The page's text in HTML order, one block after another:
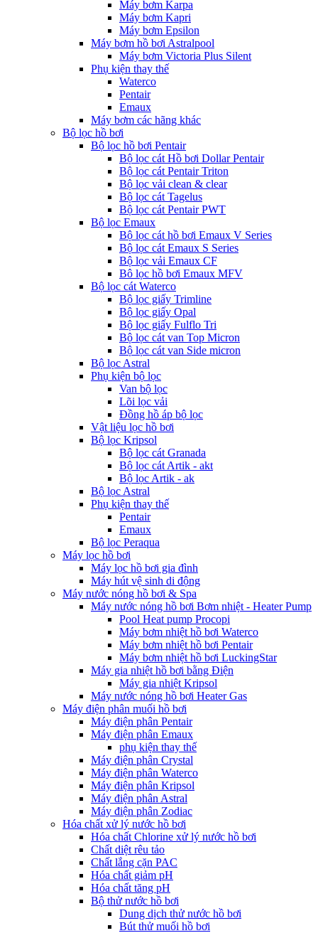
Máy bơm Karpa
Máy bơm Kapri
Máy bơm Epsilon
Máy bơm hồ bơi Astralpool
Máy bơm Victoria Plus Silent
Phụ kiện thay thế
Waterco
Pentair
Emaux
Máy bơm các hãng khác
Bộ lọc hồ bơi
Bộ lọc hồ bơi Pentair
Bộ lọc cát Hồ bơi Dollar Pentair
Bộ lọc cát Pentair Triton
Bộ lọc vải clean & clear
Bộ lọc cát Tagelus
Bộ lọc cát Pentair PWT
Bộ lọc Emaux
Bộ lọc cát hồ bơi Emaux V Series
Bộ lọc cát Emaux S Series
Bộ lọc vải Emaux CF
Bô lọc hồ bơi Emaux MFV
Bộ lọc cát Waterco
Bộ lọc giấy Trimline
Bộ lọc giấy Opal
Bộ lọc giấy Fulflo Tri
Bộ lọc cát van Top Micron
Bộ lọc cát van Side micron
Bộ lọc Astral
Phụ kiện bộ lọc
Van bộ lọc
Lõi lọc vải
Đồng hồ áp bộ lọc
Vật liệu lọc hồ bơi
Bộ lọc Kripsol
Bộ lọc cát Granada
Bộ lọc cát Artik - akt
Bộ lọc Artik - ak
Bộ lọc Astral
Phụ kiện thay thế
Pentair
Emaux
Bộ lọc Peraqua
Máy lọc hồ bơi
Máy lọc hồ bơi gia đình
Máy hút vệ sinh di động
Máy nước nóng hồ bơi & Spa
Máy nước nóng hồ bơi Bơm nhiệt - Heater Pump
Pool Heat pump Procopi
Máy bơm nhiệt hồ bơi Waterco
Máy bơm nhiệt hồ bơi Pentair
Máy bơm nhiệt hồ bơi LuckingStar
Máy gia nhiệt hồ bơi bằng Điện
Máy gia nhiệt Kripsol
Máy nước nóng hồ bơi Heater Gas
Máy điện phân muối hồ bơi
Máy điện phân Pentair
Máy điện phân Emaux
phụ kiện thay thế
Máy điện phân Crystal
Máy điện phân Waterco
Máy điện phân Kripsol
Máy điện phân Astral
Máy điện phân Zodiac
Hóa chất xử lý nước hồ bơi
Hóa chất Chlorine xử lý nước hồ bơi
Chất diệt rêu tảo
Chất lắng cặn PAC
Hóa chất giảm pH
Hóa chất tăng pH
Bộ thử nước hồ bơi
Dung dịch thử nước hồ bơi
Bút thử muối hồ bơi